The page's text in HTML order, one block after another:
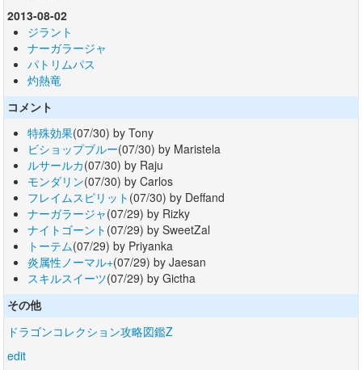
2013-08-02
ジラント
ナーガラージャ
パトリムパス
灼熱竜
コメント
特殊効果(07/30) by Tony
ビショップブルー(07/30) by Maristela
ルサールカ(07/30) by Raju
モンダリン(07/30) by Carlos
フレイムスピリット (07/30) by Deffand
ナーガラージャ(07/29) by Rizky
ナイトゴーント (07/29) by SweetZal
トーテム(07/29) by Priyanka
炎属性ノーマル+(07/29) by Jaesan
スキルスイーツ(07/29) by Gictha
その他
ドラゴンコレクション攻略図鑑Z
edit